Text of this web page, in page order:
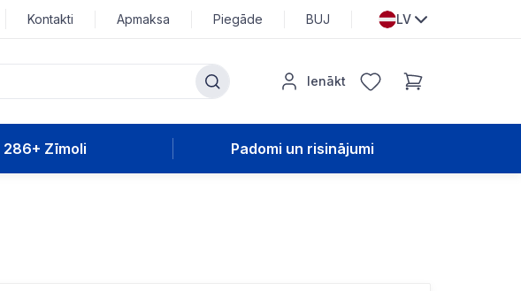
Kontakti Apmaksa Piegāde BUJ LV
Ienākt
286+ Zīmoli Padomi un risinājumi